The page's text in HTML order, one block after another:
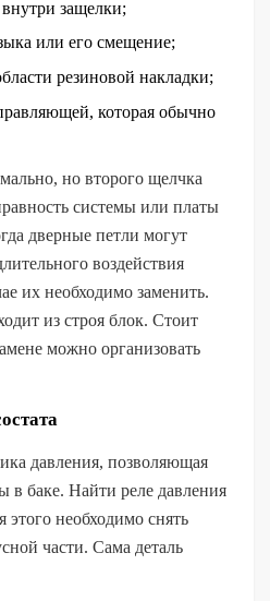
защелки;
или его смещение;
резиновой накладки;
которая обычно
но второго щелчка
системы или платы
дверные петли могут
воздействия
их необходимо заменить.
из строя блок. Стоит
можно организовать
давления, позволяющая
в баке. Найти реле давления
необходимо снять
части. Сама деталь